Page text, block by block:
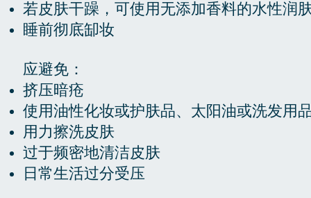
若皮肤干躁，可使用无添加香料的水性润
睡前彻底缷妆
应避免：
挤压暗疮
使用油性化妆或护肤品、太阳油或洗发用
用力擦洗皮肤
过于频密地清洁皮肤
日常生活过分受压